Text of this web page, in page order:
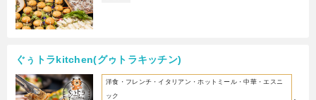
ぐぅトラkitchen(グゥトラキッチン)
洋食・フレンチ・イタリアン・ホットミール・中華・エスニ
ック